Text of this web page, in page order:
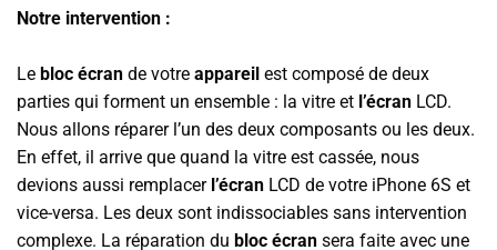
Notre intervention :
Le bloc écran de votre appareil est composé de deux
parties qui forment un ensemble : la vitre et l’écran LCD.
Nous allons réparer l’un des deux composants ou les deux.
En effet, il arrive que quand la vitre est cassée, nous
devions aussi remplacer l’écran LCD de votre iPhone 6S et
vice-versa. Les deux sont indissociables sans intervention
complexe. La réparation du bloc écran sera faite avec une